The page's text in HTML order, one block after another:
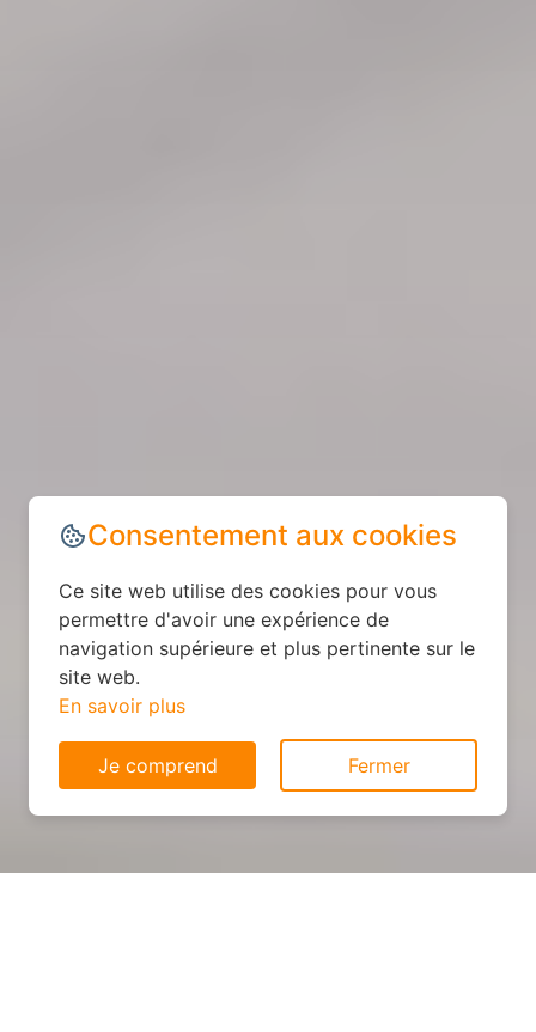
Consentement aux cookies
Ce site web utilise des cookies pour vous
permettre d'avoir une expérience de
navigation supérieure et plus pertinente sur le
site web.
En savoir plus
Je comprend Fermer